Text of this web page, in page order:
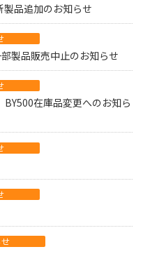
品追加のお知らせ
製品販売中止のお知らせ
在庫品変更へのお知ら